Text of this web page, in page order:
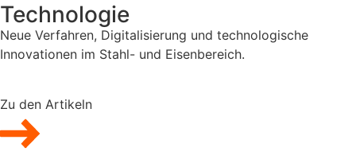
Technologie
Neue Verfahren, Digitalisierung und technologische
Innovationen im Stahl- und Eisenbereich.
Zu den Artikeln